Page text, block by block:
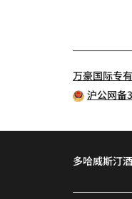
万豪国际专
沪公网备
多哈威斯汀